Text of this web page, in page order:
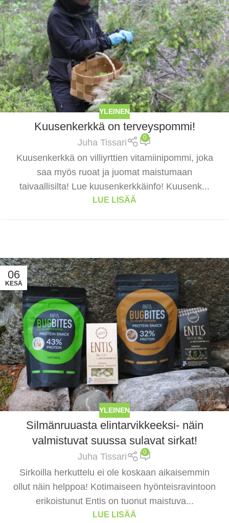
YLEINEN
Kuusenkerkkä on terveyspommi!
Juha Tissari 0
Kuusenkerkkä on villiyrttien vitamiinipommi, joka
saa myös ruoat ja juomat maistumaan
taivaallisilta! Lue kuusenkerkkäinfo! Kuusenk...
LUE LISÄÄ
06
KESÄ
YLEINEN
Silmänruuasta elintarvikkeeksi- näin
valmistuvat suussa sulavat sirkat!
Juha Tissari 0
Sirkoilla herkuttelu ei ole koskaan aikaisemmin
ollut näin helppoa! Kotimaiseen hyönteisravintoon
erikoistunut Entis on tuonut maistuva...
LUE LISÄÄ